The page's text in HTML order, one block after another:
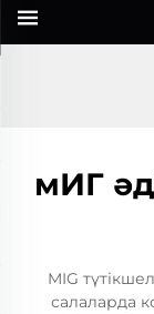
мИГ
MIG
салаларда